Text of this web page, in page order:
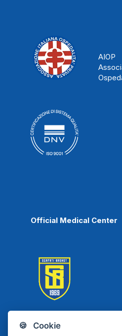
🍪 Cookie
AIOP
Official Medical Center
Scafati Basket